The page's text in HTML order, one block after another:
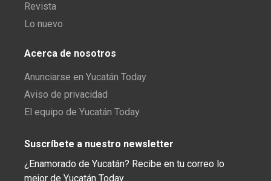
Revista
Lo nuevo
Acerca de nosotros
Anunciarse en Yucatán Today
Aviso de privacidad
El equipo de Yucatán Today
Suscríbete a nuestro newsletter
¿Enamorado de Yucatán? Recibe en tu correo lo
mejor de Yucatán Today.